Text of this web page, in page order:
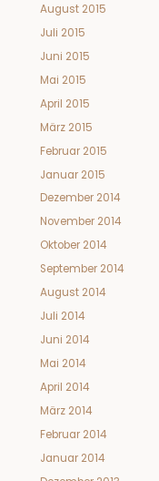
August 2015
Juli 2015
Juni 2015
Mai 2015
April 2015
März 2015
Februar 2015
Januar 2015
Dezember 2014
November 2014
Oktober 2014
September 2014
August 2014
Juli 2014
Juni 2014
Mai 2014
April 2014
März 2014
Februar 2014
Januar 2014